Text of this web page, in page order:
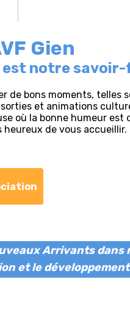
Gien
notre
de bons moments, telles
et animations
où la bonne humeur est
heureux de vous accueillir.
Arrivants dans
et le